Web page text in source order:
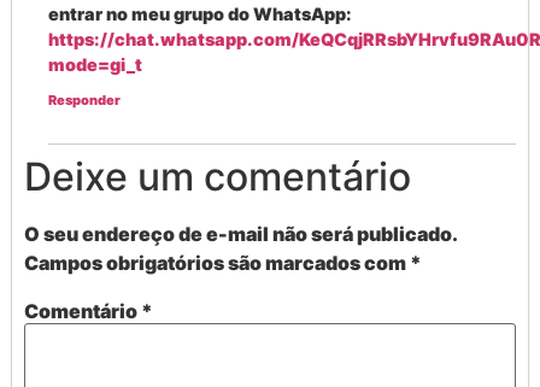
entrar no meu grupo do WhatsApp:
https://chat.whatsapp.com/
mode=gi_t
Responder
Deixe um comentário
O seu endereço de e-mail não será publicado.
Campos obrigatórios são marcados com *
Comentário *